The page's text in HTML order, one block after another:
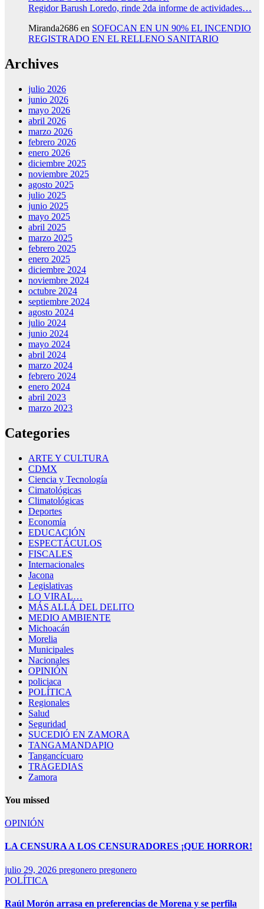
Regidor Barush Loredo, rinde 2da informe de actividades…
Miranda2686 en SOFOCAN EN UN 90% EL INCENDIO
REGISTRADO EN EL RELLENO SANITARIO
Archives
julio 2026
junio 2026
mayo 2026
abril 2026
marzo 2026
febrero 2026
enero 2026
diciembre 2025
noviembre 2025
agosto 2025
julio 2025
junio 2025
mayo 2025
abril 2025
marzo 2025
febrero 2025
enero 2025
diciembre 2024
noviembre 2024
octubre 2024
septiembre 2024
agosto 2024
julio 2024
junio 2024
mayo 2024
abril 2024
marzo 2024
febrero 2024
enero 2024
abril 2023
marzo 2023
Categories
ARTE Y CULTURA
CDMX
Ciencia y Tecnología
Cimatológicas
Climatológicas
Deportes
Economía
EDUCACIÓN
ESPECTÁCULOS
FISCALES
Internacionales
Jacona
Legislativas
LO VIRAL…
MÁS ALLÁ DEL DELITO
MEDIO AMBIENTE
Michoacán
Morelia
Municipales
Nacionales
OPINIÓN
policiaca
POLÍTICA
Regionales
Salud
Seguridad
SUCEDIÓ EN ZAMORA
TANGAMANDAPIO
Tangancícuaro
TRAGEDIAS
Zamora
You missed
OPINIÓN
LA CENSURA A LOS CENSURADORES ¡QUE HORROR!
julio 29, 2026 pregonero pregonero
POLÍTICA
Raúl Morón arrasa en preferencias de Morena y se perfila